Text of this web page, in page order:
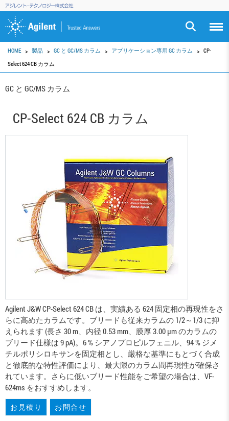
HOME 製品 GC と GC/MS カラム アプリケーション専用 GC カラム
CP-
Select 624 CB カラム
GC と GC/MS カラム
CP-Select 624 CB カラム
Agilent J&W CP-Select 624 CB は、実績ある 624 固定相の再現性をさ
らに高めたカラムです。ブリードも従来カラムの 1/2～1/3 に抑
えられます (長さ 30 m、内径 0.53 mm、膜厚 3.00 µm のカラムの
ブリード仕様は 9 pA)。6 % シアノプロピルフェニル、94 % ジメ
チルポリシロキサンを固定相とし、厳格な基準にもとづく合成
と徹底的な特性評価により、最大限のカラム間再現性が確保さ
れています。さらに低いブリード性能をご希望の場合は、VF-
624ms をおすすめします。
お見積り お問合せ